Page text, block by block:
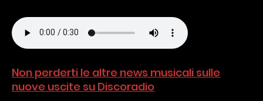
Non perderti le altre news musicali sulle
nuove uscite su Discoradio